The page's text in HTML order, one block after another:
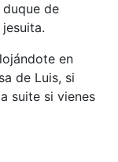
de
en
de Luis, si
suite si vienes